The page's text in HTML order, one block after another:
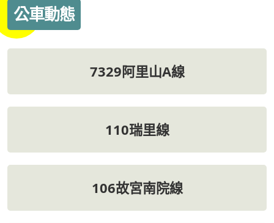
公車動態
7329阿里山A線
110瑞里線
106故宮南院線